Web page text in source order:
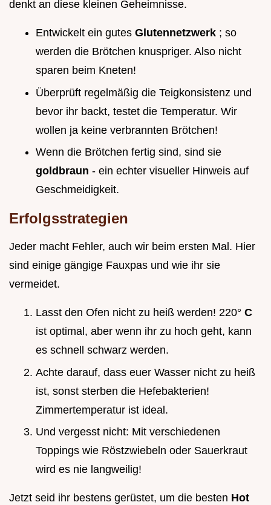
denkt an diese kleinen Geheimnisse.
Entwickelt ein gutes Glutennetzwerk ; so
werden die Brötchen knuspriger. Also nicht
sparen beim Kneten!
Überprüft regelmäßig die Teigkonsistenz und
bevor ihr backt, testet die Temperatur. Wir
wollen ja keine verbrannten Brötchen!
Wenn die Brötchen fertig sind, sind sie
goldbraun - ein echter visueller Hinweis auf
Geschmeidigkeit.
Erfolgsstrategien
Jeder macht Fehler, auch wir beim ersten Mal. Hier
sind einige gängige Fauxpas und wie ihr sie
vermeidet.
Lasst den Ofen nicht zu heiß werden! 220° C
ist optimal, aber wenn ihr zu hoch geht, kann
es schnell schwarz werden.
Achte darauf, dass euer Wasser nicht zu heiß
ist, sonst sterben die Hefebakterien!
Zimmertemperatur ist ideal.
Und vergesst nicht: Mit verschiedenen
Toppings wie Röstzwiebeln oder Sauerkraut
wird es nie langweilig!
Jetzt seid ihr bestens gerüstet, um die besten Hot